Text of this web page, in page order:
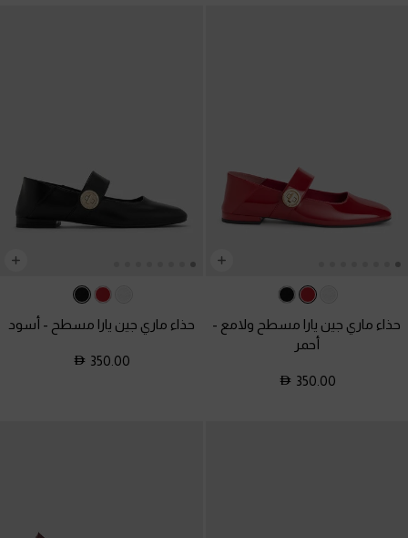
حذاء ماري جين يارا مسطح ولامع -
أحمر
350.00
حذاء ماري جين يارا مسطح - أسود
350.00